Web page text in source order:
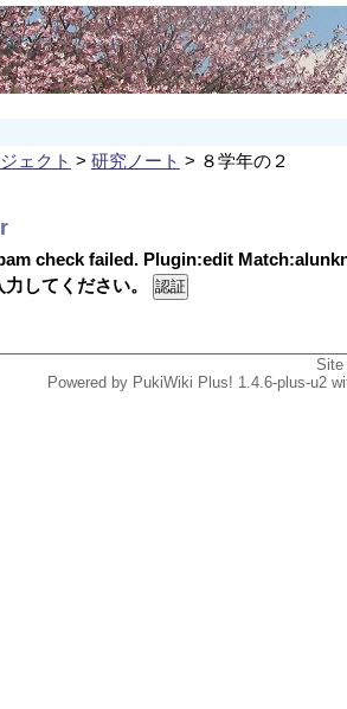
ェクト > 研究ノート > ８学年の２
check failed. Plugin:edit
してください。
Powered by PukiWiki Plus! 1.4.6-plus-u2